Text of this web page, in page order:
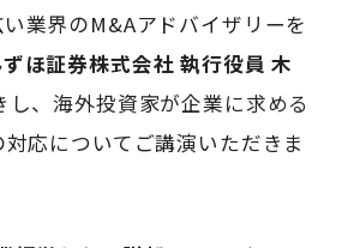
業界のM&Aアドバイザリーを
ほ証券株式会社 執行役員 木
し、海外投資家が企業に求める
応についてご講演いただきま